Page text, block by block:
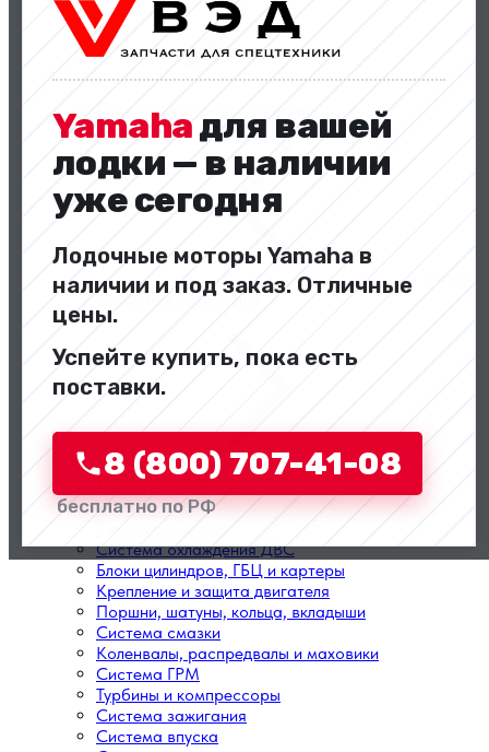
Yamahaдля вашей
лодки — в наличии
уже сегодня
Лодочные моторы Yamaha в
наличии и под заказ. Отличные
цены.
Успейте купить, пока есть
поставки.
8 (800) 707-41-08
бесплатно по РФ
Двигатели и комплектующие
Перейти в категорию
Топливная система
Система охлаждения ДВС
Блоки цилиндров, ГБЦ и картеры
Крепление и защита двигателя
Поршни, шатуны, кольца, вкладыши
Система смазки
Коленвалы, распредвалы и маховики
Система ГРМ
Турбины и компрессоры
Система зажигания
Система впуска